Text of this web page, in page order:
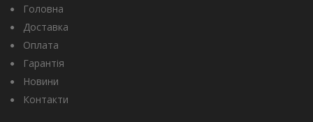
Головна
Доставка
Оплата
Гарантія
Новини
Контакти